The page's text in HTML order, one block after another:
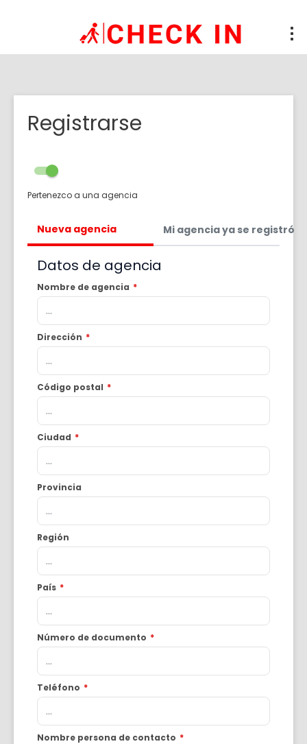
Registrarse
Pertenezco a una agencia
Nueva agencia Mi agencia ya se registró
Datos de agencia
Nombre de agencia *
Dirección *
Código postal *
Ciudad *
Provincia
Región
País *
Número de documento *
Teléfono *
Nombre persona de contacto *